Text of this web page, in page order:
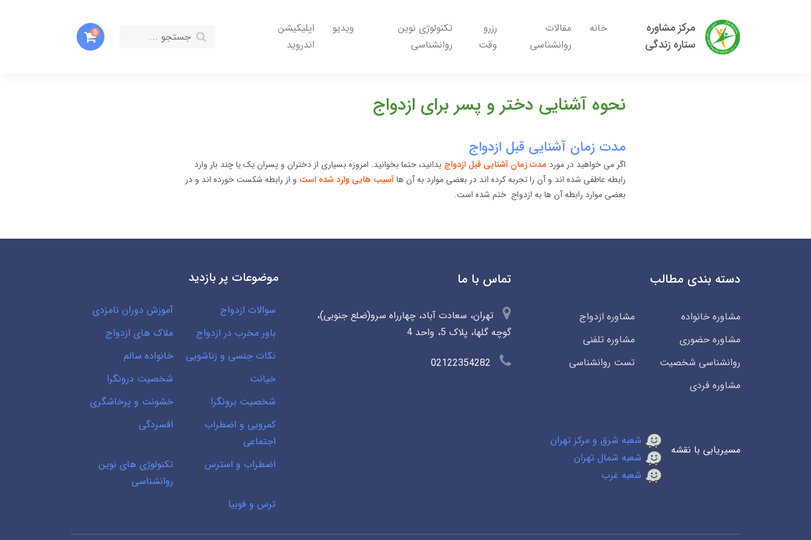
مرکز مشاوره
ستاره زندگی
خانه
مقالات
روانشناسی
رزرو
وقت
تکنولوژی نوین
روانشناسی
ویدیو
اپلیکیشن
اندروید
0
نحوه آشنایی دختر و پسر برای ازدواج
مدت زمان آشنایی قبل ازدواج
اگر می خواهید در مورد مدت زمان آشنایی قبل ازدواج بدانید، حتما بخوانید. امروزه بسیاری از دختران و پسران یک یا چند بار وارد
رابطه عاطفی شده اند و آن را تجربه کرده اند در بعضی موارد به آن هاآسیب هایی وارد شده است و از رابطه شکست خورده اند و در
بعضی موارد رابطه آن ها به ازدواج ختم شده است.
دسته بندی مطالب
مشاوره خانواده
مشاوره ازدواج
مشاوره حضوری
مشاوره تلفنی
روانشناسی شخصیت
تست روانشناسی
مشاوره فردی
مسیریابی با نقشه
شعبه شرق و مرکز تهران
شعبه شمال تهران
شعبه غرب
تماس با ما
تهران، سعادت آباد، چهارراه سرو(ضلع جنوبی)،
گوچه گلها، پلاک 5، واحد 4
02122354282
موضوعات پر بازدید
سوالات ازدواج
آموزش دوران نامزدی
باور مخرب در ازدواج
ملاک های ازدواج
نکات جنسی و زناشویی
خانواده سالم
خیانت
شخصیت درونگرا
شخصیت برونگرا
خشونت و پرخاشگری
کمرویی و اضطراب
اجتماعی
افسردگی
اضطراب و استرس
تکنولوژی های نوین
روانشناسی
ترس و فوبیا